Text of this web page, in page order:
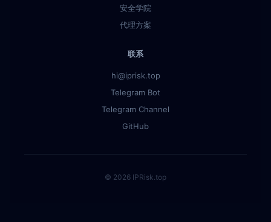
安全学院
代理方案
联系
hi@iprisk.top
Telegram Bot
Telegram Channel
GitHub
© 2026 IPRisk.top